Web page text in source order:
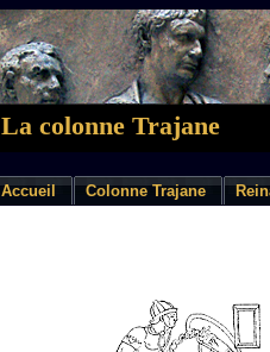
La colonne Trajane
Accueil Colonne Trajane